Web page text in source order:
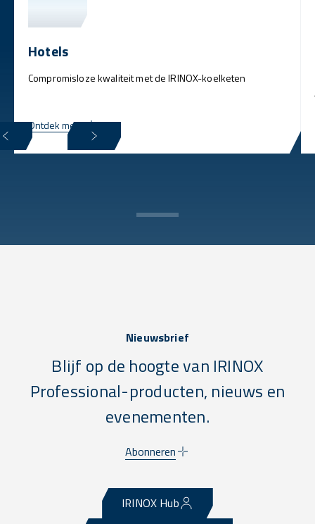
Hotels
Compromisloze kwaliteit met de IRINOX-koelketen
Ontdek meer
Nieuwsbrief
Blijf op de hoogte van IRINOX
Professional-producten, nieuws en
evenementen.
Abonneren
IRINOX Hub